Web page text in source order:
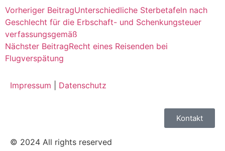
Vorheriger BeitragUnterschiedliche Sterbetafeln nach
Geschlecht für die Erbschaft- und Schenkungsteuer
verfassungsgemäß
Nächster BeitragRecht eines Reisenden bei
Flugverspätung
Impressum Datenschutz
Kontakt
© 2024 All rights reserved